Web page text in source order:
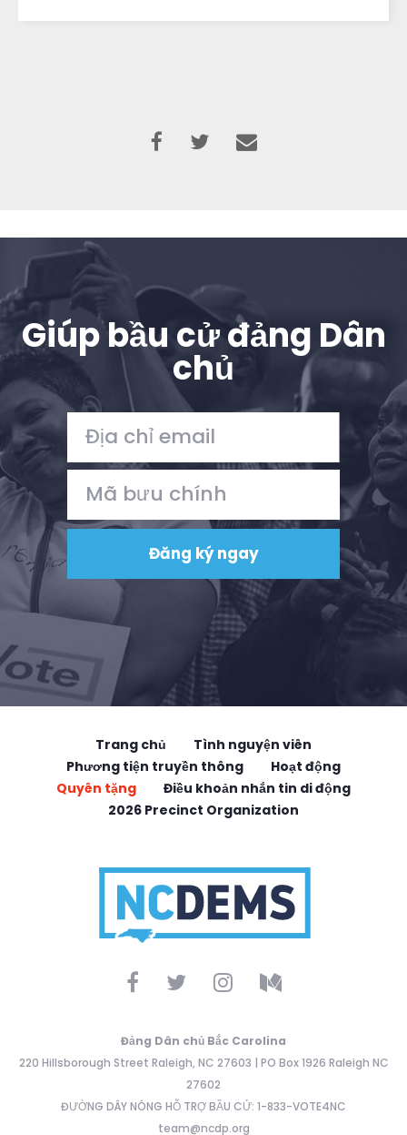
Shop
Take Back the Courts
Làm việc với chúng tôi
Bữa tiệc của bạn
Hoạt động
Vote
Quyên tặng
Giúp bầu cử đảng Dân
chủ
Trang chủ
Tình nguyện viên
Phương tiện truyền thông
Hoạt động
Quyên tặng
Điều khoản nhắn tin di động
2026 Precinct Organization
Đảng Dân chủ Bắc Carolina
220 Hillsborough Street Raleigh, NC 27603 | PO Box 1926 Raleigh NC
27602
ĐƯỜNG DÂY NÓNG HỖ TRỢ BẦU CỬ: 1-833-VOTE4NC
team@ncdp.org